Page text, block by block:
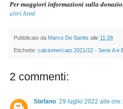
Per maggiori informazioni sulla
altri.html
Pubblicato da Marco De Santis alle 11:28
Etichette: calciomercato 2021/22 - Serie A e
2 commenti:
Stefano 29 luglio 2022 alle ore